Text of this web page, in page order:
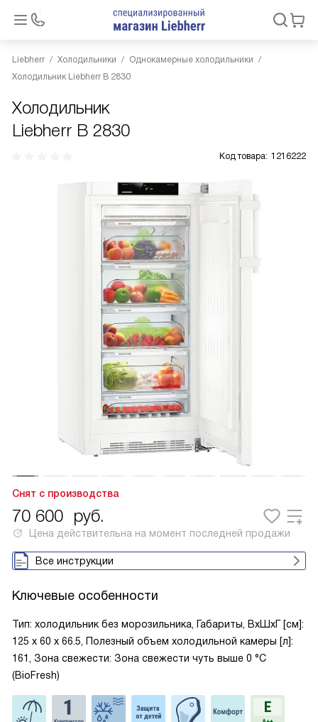
Liebherr Холодильники
Однокамерные холодильники
Холодильник Liebherr B 2830
Холодильник
Liebherr B 2830
Код товара: 1216222
Снят с производства
70 600 руб.
Цена действительна на момент последней продажи
Все инструкции
Ключевые особенности
Тип: холодильник без морозильника, Габариты, ВxШxГ [см]:
125 х 60 х 66.5, Полезный объем холодильной камеры [л]:
161, Зона свежести: Зона свежести чуть выше 0 °С
(BioFresh)